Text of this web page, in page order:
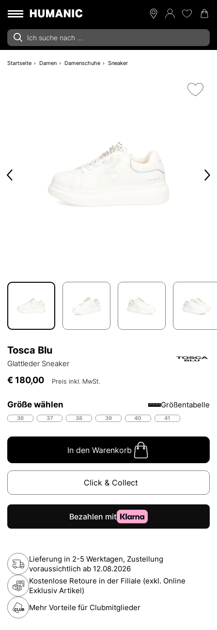
Startseite Damen Damenschuhe Sneaker
Tosca Blu
Glattleder Sneaker
€ 180,00 Preis inkl. MwSt.
Größe wählen Größentabelle
36 37 38 39 40 41
In den Warenkorb
Click & Collect
Lieferung in 2-5 Werktagen, Zustellung
voraussichtlich ab 12.08.2026
Kostenlose Retoure in der Filiale (exkl. Online
Exklusiv Artikel)
Mehr Vorteile für Clubmitglieder